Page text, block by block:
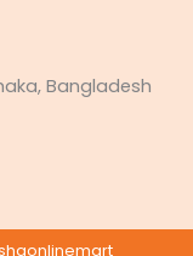
Bangladesh